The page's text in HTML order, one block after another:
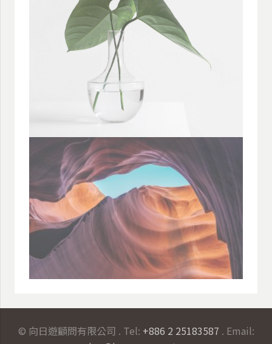
© 向日遊顧問有限公司 . Tel: +886 2 25183587 . Email: